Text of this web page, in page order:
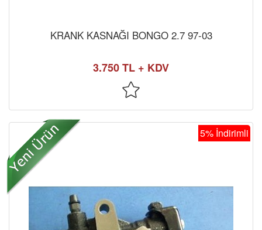
KRANK KASNAĞI BONGO 2.7 97-03
3.750 TL + KDV
5% İndirimli